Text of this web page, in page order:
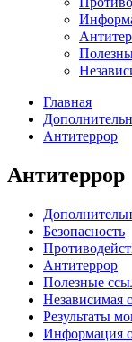
Главная
Антитеррор
Антитеррор
Безопасность
Антитеррор
Полезные
Независимая
Результаты
Информация